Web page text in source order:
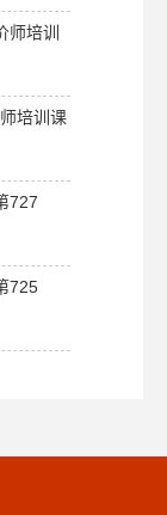
师培训
培训课
727
725